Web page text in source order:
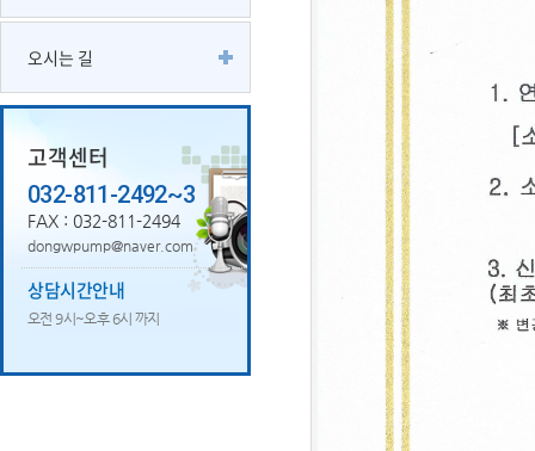
오시는 길
고객센터
032-811-2492~3
FAX : 032-811-2494
dongwpump@naver.com
상담시간안내
오전 9시~오후 6시 까지